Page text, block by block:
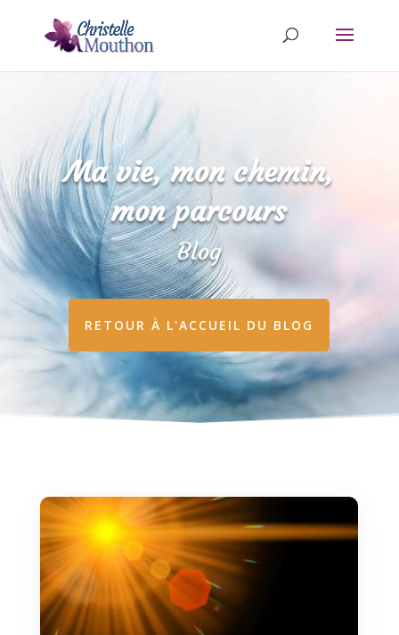
Ma vie, mon chemin,
mon parcours
Blog
RETOUR À L'ACCUEIL DU BLOG